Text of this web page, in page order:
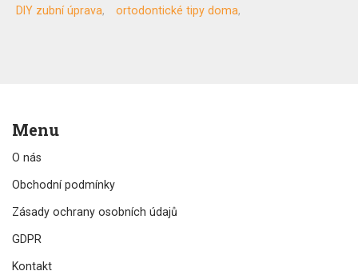
DIY zubní úprava
ortodontické tipy doma
Menu
O nás
Obchodní podmínky
Zásady ochrany osobních údajů
GDPR
Kontakt